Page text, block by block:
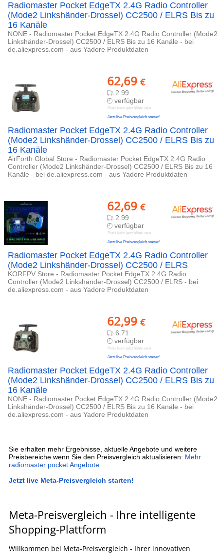
Radiomaster Pocket EdgeTX 2.4G Radio Controller
(Mode2 Linkshänder-Drossel) CC2500 / ELRS Bis zu
16 Kanäle
NONE - Radiomaster Pocket EdgeTX 2.4G Radio Controller (Mode2
Linkshänder-Drossel) CC2500 / ELRS Bis zu 16 Kanäle - bei
de.aliexpress.com - aus Yadore Produktdaten
62,69 €
2.99
verfügbar
Preis kann jetzt höher sein
Jetzt live Preisvergleich starten!
Radiomaster Pocket EdgeTX 2.4G Radio Controller
(Mode2 Linkshänder-Drossel) CC2500 / ELRS Bis zu
16 Kanäle
AirForth Global Store - Radiomaster Pocket EdgeTX 2.4G Radio
Controller (Mode2 Linkshänder-Drossel) CC2500 / ELRS Bis zu 16
Kanäle - bei de.aliexpress.com - aus Yadore Produktdaten
62,69 €
2.99
verfügbar
Preis kann jetzt höher sein
Jetzt live Preisvergleich starten!
Radiomaster Pocket EdgeTX 2.4G Radio Controller
(Mode2 Linkshänder-Drossel) CC2500 / ELRS
KORFPV Store - Radiomaster Pocket EdgeTX 2.4G Radio
Controller (Mode2 Linkshänder-Drossel) CC2500 / ELRS - bei
de.aliexpress.com - aus Yadore Produktdaten
62,99 €
6.71
verfügbar
Preis kann jetzt höher sein
Jetzt live Preisvergleich starten!
Radiomaster Pocket EdgeTX 2.4G Radio Controller
(Mode2 Linkshänder-Drossel) CC2500 / ELRS Bis zu
16 Kanäle
NONE - Radiomaster Pocket EdgeTX 2.4G Radio Controller (Mode2
Linkshänder-Drossel) CC2500 / ELRS Bis zu 16 Kanäle - bei
de.aliexpress.com - aus Yadore Produktdaten
Sie erhalten mehr Ergebnisse, aktuelle Angebote und weitere
Preisbereiche wenn Sie den Preisvergleich aktualisieren: Mehr
radiomaster pocket Angebote
Jetzt live Meta-Preisvergleich starten!
Meta-Preisvergleich - Ihre intelligente
Shopping-Plattform
Willkommen bei Meta-Preisvergleich - Ihrer innovativen